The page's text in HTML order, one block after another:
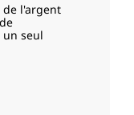
de l'argent
seul